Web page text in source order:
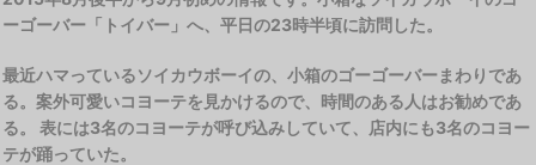
ーゴーバー「トイバー」へ、平日の23時半頃に訪問した。
最近ハマっているソイカウボーイの、小箱のゴーゴーバーまわりであ
る。案外可愛いコヨーテを見かけるので、時間のある人はお勧めであ
る。 表には3名のコヨーテが呼び込みしていて、店内にも3名のコヨー
テが踊っていた。